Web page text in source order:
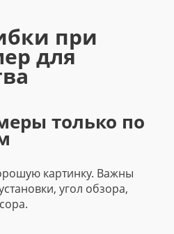
при
для
только по
картинку. Важны
угол обзора,